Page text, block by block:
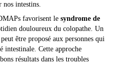
nos intestins.
favorisent le syndrome de
douloureux du colopathe. Un
être proposé aux personnes qui
intestinale. Cette approche
résultats dans les troubles